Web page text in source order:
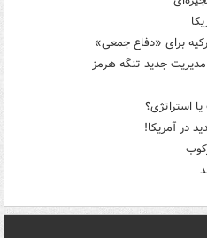
برای «دفاع جمعی»
جدید تنگه هرمز
استراتژی؟
در آمریکا!